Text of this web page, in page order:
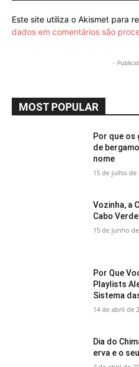
Este site utiliza o Akismet para
dados em comentários são
-
MOST POPULAR
Por que os
de
nome
15 de julho de
Vozinha, a
Cabo
15 de junho
Por Que
Playlists
Sistema
14 de abril de
Dia do
erva e o